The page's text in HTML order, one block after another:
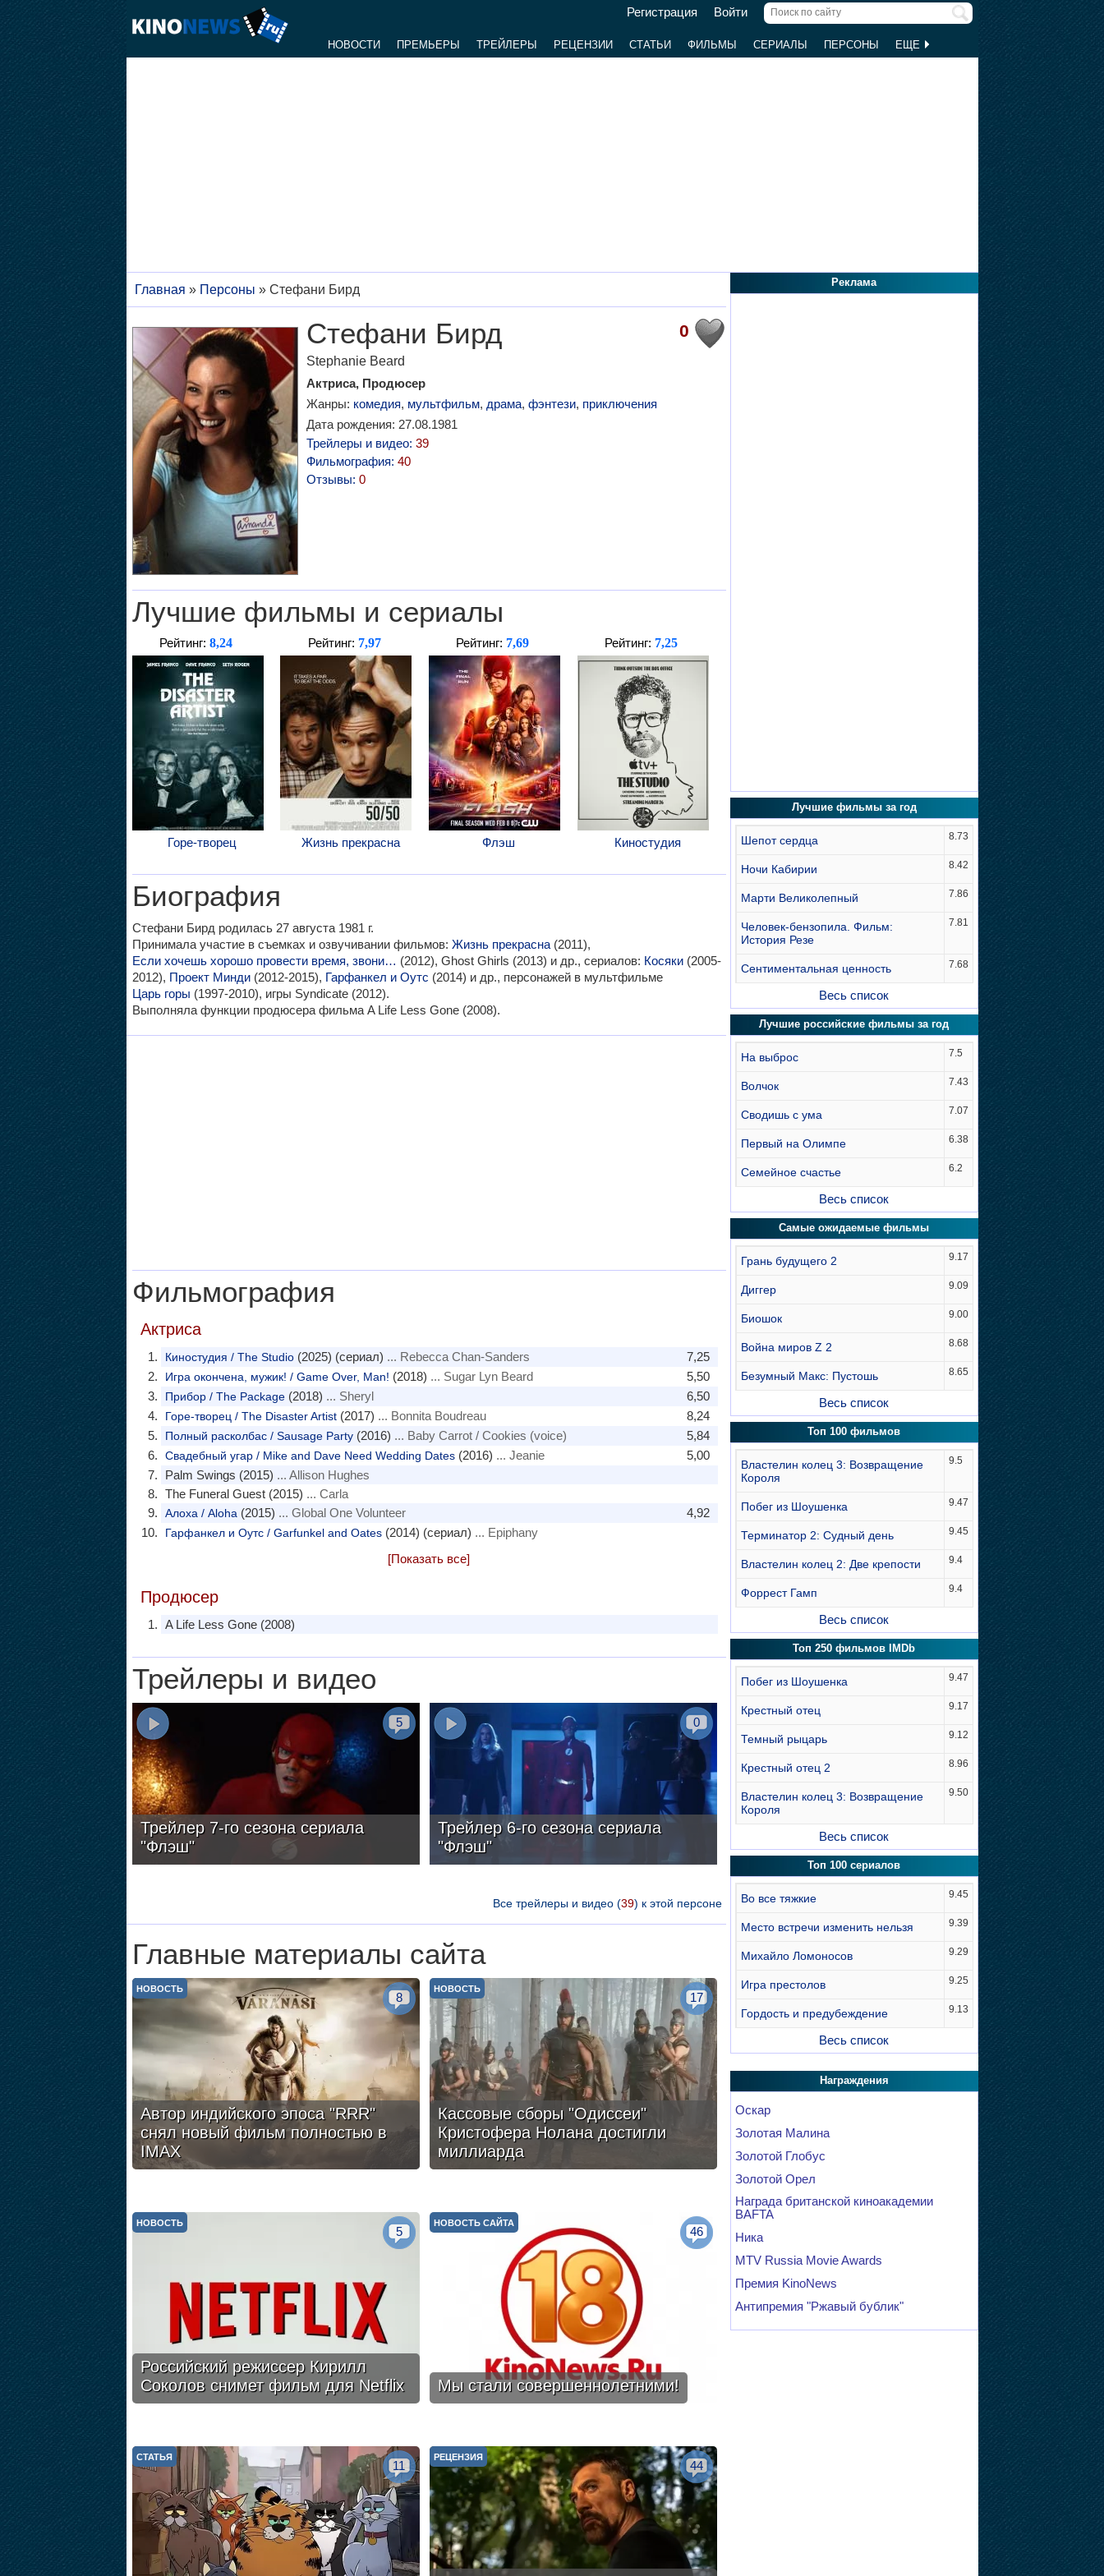
Регистрация Войти
НОВОСТИ ПРЕМЬЕРЫ ТРЕЙЛЕРЫ РЕЦЕНЗИИ СТАТЬИ ФИЛЬМЫ СЕРИАЛЫ ПЕРСОНЫ ЕЩЕ
Главная » Персоны » Стефани Бирд
0
Стефани Бирд
Stephanie Beard
Актриса, Продюсер
Жанры: комедия, мультфильм, драма, фэнтези, приключения
Дата рождения: 27.08.1981
Трейлеры и видео: 39
Фильмография: 40
Отзывы: 0
Лучшие фильмы и сериалы
Рейтинг: 8,24
Горе-творец
Рейтинг: 7,97
Жизнь прекрасна
Рейтинг: 7,69
Флэш
Рейтинг: 7,25
Киностудия
Биография
Стефани Бирд родилась 27 августа 1981 г.
Принимала участие в съемках и озвучивании фильмов: Жизнь прекрасна(2011),
Если хочешь хорошо провести время, звони… (2012), Ghost Ghirls (2013) и др., сериалов: Косяки(2005-
2012), Проект Минди(2012-2015), Гарфанкел и Оутс (2014) и др., персонажей в мультфильме
Царь горы (1997-2010), игры Syndicate (2012).
Выполняла функции продюсера фильма A Life Less Gone (2008).
Фильмография
Актриса
7,25
Киностудия / The Studio(2025) (сериал) ... Rebecca Chan-Sanders
5,50
Игра окончена, мужик! / Game Over, Man! (2018) ... Sugar Lyn Beard
6,50
Прибор / The Package(2018) ... Sheryl
8,24
Горе-творец / The Disaster Artist(2017) ... Bonnita Boudreau
5,84
Полный расколбас / Sausage Party(2016) ... Baby Carrot / Cookies (voice)
5,00
Свадебный угар / Mike and Dave Need Wedding Dates(2016) ... Jeanie
Palm Swings (2015) ... Allison Hughes
The Funeral Guest (2015) ... Carla
4,92
Алоха / Aloha (2015) ... Global One Volunteer
Гарфанкел и Оутс / Garfunkel and Oates(2014) (сериал) ... Epiphany
[Показать все]
Продюсер
A Life Less Gone (2008)
Трейлеры и видео
Трейлер 7-го сезона сериала
"Флэш"
5
Трейлер 6-го сезона сериала
"Флэш"
0
Все трейлеры и видео (39) к этой персоне
Главные материалы сайта
Автор индийского эпоса "RRR"
снял новый фильм полностью в
IMAX
НОВОСТЬ
8
Кассовые сборы "Одиссеи"
Кристофера Нолана достигли
миллиарда
НОВОСТЬ
17
Российский режиссер Кирилл
Соколов снимет фильм для Netflix
НОВОСТЬ
5
Мы стали совершеннолетними!
НОВОСТЬ САЙТА
46
СТАТЬЯ
11
РЕЦЕНЗИЯ
44
Реклама
Лучшие фильмы за год
Шепот сердца 8.73
Ночи Кабирии 8.42
Марти Великолепный 7.86
Человек-бензопила. Фильм:
История Резе
7.81
Сентиментальная ценность 7.68
Весь список
Лучшие российские фильмы за год
На выброс 7.5
Волчок 7.43
Сводишь с ума 7.07
Первый на Олимпе 6.38
Семейное счастье 6.2
Весь список
Самые ожидаемые фильмы
Грань будущего 2 9.17
Диггер 9.09
Биошок 9.00
Война миров Z 2 8.68
Безумный Макс: Пустошь 8.65
Весь список
Топ 100 фильмов
Властелин колец 3: Возвращение
Короля
9.5
Побег из Шоушенка 9.47
Терминатор 2: Судный день 9.45
Властелин колец 2: Две крепости 9.4
Форрест Гамп 9.4
Весь список
Топ 250 фильмов IMDb
Побег из Шоушенка 9.47
Крестный отец 9.17
Темный рыцарь 9.12
Крестный отец 2 8.96
Властелин колец 3: Возвращение
Короля
9.50
Весь список
Топ 100 сериалов
Во все тяжкие 9.45
Место встречи изменить нельзя 9.39
Михайло Ломоносов 9.29
Игра престолов 9.25
Гордость и предубеждение 9.13
Весь список
Награждения
Оскар
Золотая Малина
Золотой Глобус
Золотой Орел
Награда британской киноакадемии
BAFTA
Ника
MTV Russia Movie Awards
Премия KinoNews
Антипремия "Ржавый бублик"